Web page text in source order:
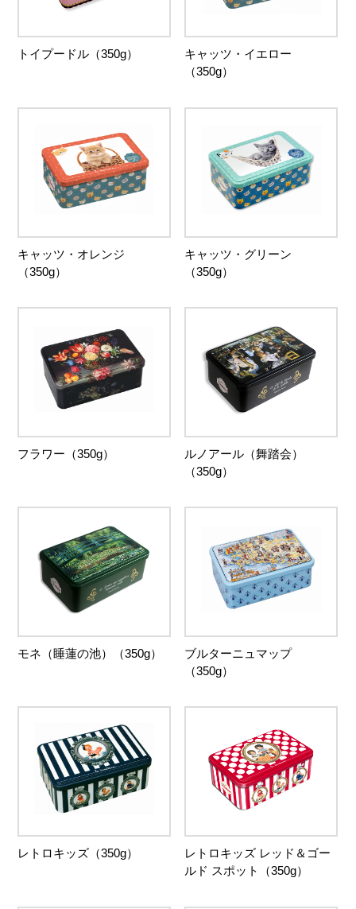
トイプードル（350g）
キャッツ・イエロー
（350g）
キャッツ・オレンジ
（350g）
キャッツ・グリーン
（350g）
フラワー（350g）
ルノアール（舞踏会）
（350g）
モネ（睡蓮の池）（350g）
ブルターニュマップ
（350g）
レトロキッズ（350g）
レトロキッズ レッド＆ゴー
ルド スポット（350g）